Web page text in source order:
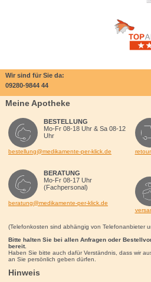
Wir sind für Sie da:
09280-9844 44
Meine Apotheke
BESTELLUNG
Mo-Fr 08-18 Uhr & Sa 08-12
Uhr
bestellung@medikamente-per-klick.de
BERATUNG
Mo-Fr 08-17 Uhr
(Fachpersonal)
beratung@medikamente-per-klick.de
(Telefonkosten sind abhängig von Telefonanbieter
Bitte halten Sie bei allen Anfragen oder
bereit.
Haben Sie bitte auch dafür Verständnis, dass wir
an Sie persönlich geben dürfen.
Hinweis